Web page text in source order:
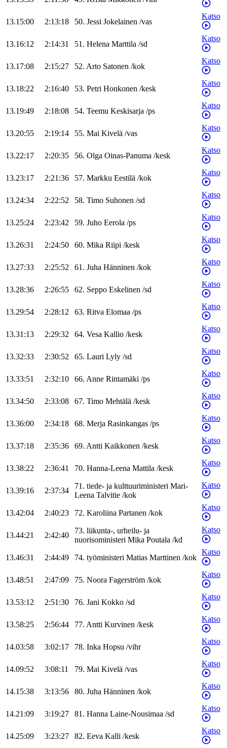
13.15:00 2:13:18 50. Jessi Jokelainen /vas
Katso
13.16:12 2:14:31 51. Helena Marttila /sd
Katso
13.17:08 2:15:27 52. Arto Satonen /kok
Katso
13.18:22 2:16:40 53. Petri Honkonen /kesk
Katso
13.19:49 2:18:08 54. Teemu Keskisarja /ps
Katso
13.20:55 2:19:14 55. Mai Kivelä /vas
Katso
13.22:17 2:20:35 56. Olga Oinas-Panuma /kesk
Katso
13.23:17 2:21:36 57. Markku Eestilä /kok
Katso
13.24:34 2:22:52 58. Timo Suhonen /sd
Katso
13.25:24 2:23:42 59. Juho Eerola /ps
Katso
13.26:31 2:24:50 60. Mika Riipi /kesk
Katso
13.27:33 2:25:52 61. Juha Hänninen /kok
Katso
13.28:36 2:26:55 62. Seppo Eskelinen /sd
Katso
13.29:54 2:28:12 63. Ritva Elomaa /ps
Katso
13.31:13 2:29:32 64. Vesa Kallio /kesk
Katso
13.32:33 2:30:52 65. Lauri Lyly /sd
Katso
13.33:51 2:32:10 66. Anne Rintamäki /ps
Katso
13.34:50 2:33:08 67. Timo Mehtälä /kesk
Katso
13.36:00 2:34:18 68. Merja Rasinkangas /ps
Katso
13.37:18 2:35:36 69. Antti Kaikkonen /kesk
Katso
13.38:22 2:36:41 70. Hanna-Leena Mattila /kesk
Katso
13.39:16 2:37:34
71. tiede- ja kulttuuriministeri Mari-
Leena Talvitie /kok
Katso
13.42:04 2:40:23 72. Karoliina Partanen /kok
Katso
13.44:21 2:42:40
73. liikunta-, urheilu- ja
nuorisoministeri Mika Poutala /kd
Katso
13.46:31 2:44:49 74. työministeri Matias Marttinen /kok
Katso
13.48:51 2:47:09 75. Noora Fagerström /kok
Katso
13.53:12 2:51:30 76. Jani Kokko /sd
Katso
13.58:25 2:56:44 77. Antti Kurvinen /kesk
Katso
14.03:58 3:02:17 78. Inka Hopsu /vihr
Katso
14.09:52 3:08:11 79. Mai Kivelä /vas
Katso
14.15:38 3:13:56 80. Juha Hänninen /kok
Katso
14.21:09 3:19:27 81. Hanna Laine-Nousimaa /sd
Katso
14.25:09 3:23:27 82. Eeva Kalli /kesk
Katso